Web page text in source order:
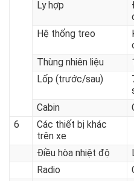
Hệ thống phanh
Ly hợp
Hệ thống treo
Lốp (trước/sau)
Cabin
Các thiết bị khác
trên xe